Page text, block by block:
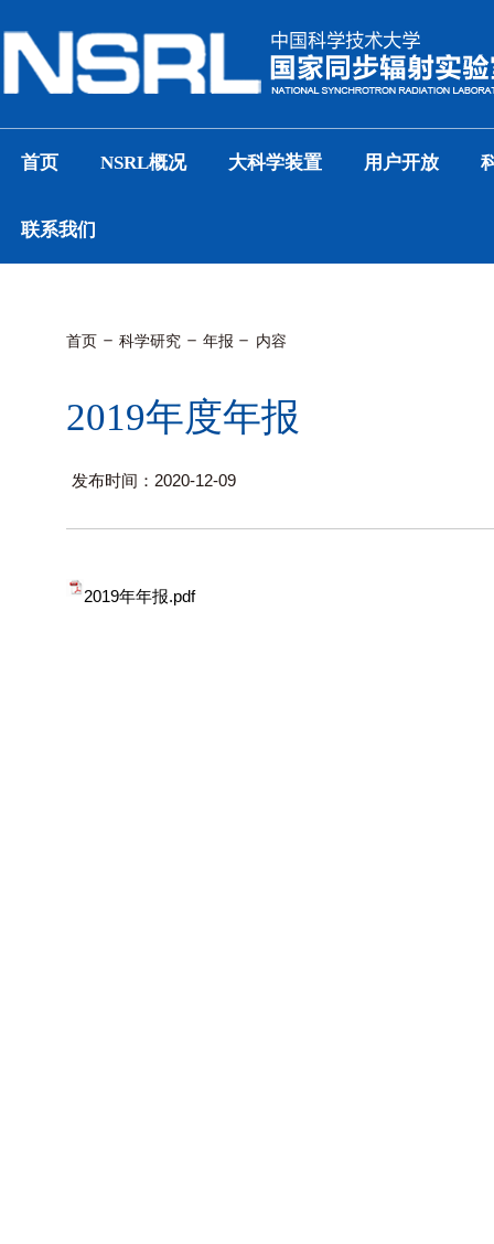
首页 NSRL概况 大科学装置 用户开放
联系我们
首页 科学研究 年报 内容
2019年度年报
发布时间：2020-12-09
2019年年报.pdf